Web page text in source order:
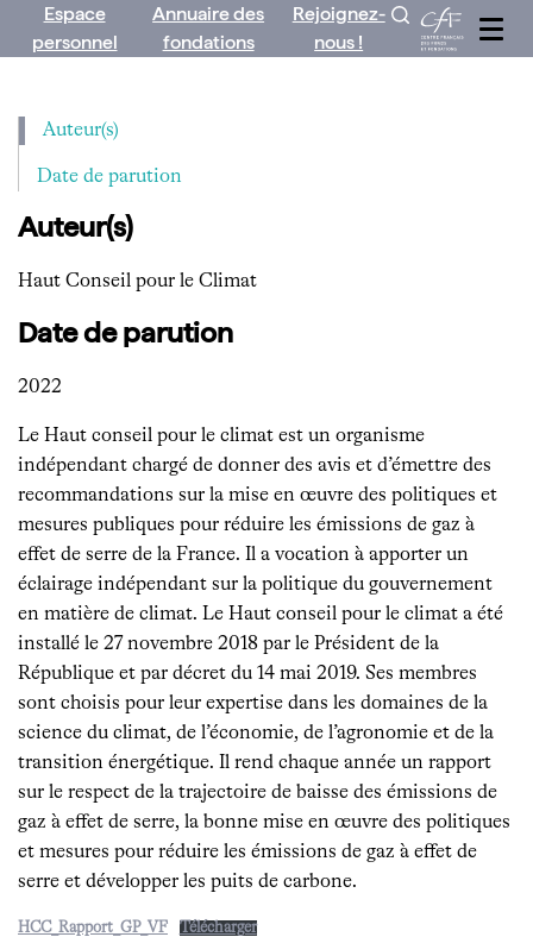
Espace
personnel
Annuaire des
fondations
Rejoignez-
nous !
Auteur(s)
Date de parution
Auteur(s)
Haut Conseil pour le Climat
Date de parution
2022
Le Haut conseil pour le climat est un organisme
indépendant chargé de donner des avis et d’émettre des
recommandations sur la mise en œuvre des politiques et
mesures publiques pour réduire les émissions de gaz à
effet de serre de la France. Il a vocation à apporter un
éclairage indépendant sur la politique du gouvernement
en matière de climat. Le Haut conseil pour le climat a été
installé le 27 novembre 2018 par le Président de la
République et par décret du 14 mai 2019. Ses membres
sont choisis pour leur expertise dans les domaines de la
science du climat, de l’économie, de l’agronomie et de la
transition énergétique. Il rend chaque année un rapport
sur le respect de la trajectoire de baisse des émissions de
gaz à effet de serre, la bonne mise en œuvre des politiques
et mesures pour réduire les émissions de gaz à effet de
serre et développer les puits de carbone.
HCC_Rapport_GP_VF Télécharger